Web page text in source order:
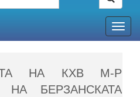
НА КХВ М-Р
НА БЕРЗАНСКАТА